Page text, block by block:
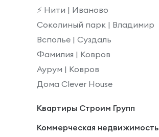
⚡️ Нити | Иваново
Соколиный парк | Владимир
Всполье | Суздаль
Фамилия | Ковров
Аурум | Ковров
Дома Clever House
Квартиры Строим Групп
Коммерческая недвижимость